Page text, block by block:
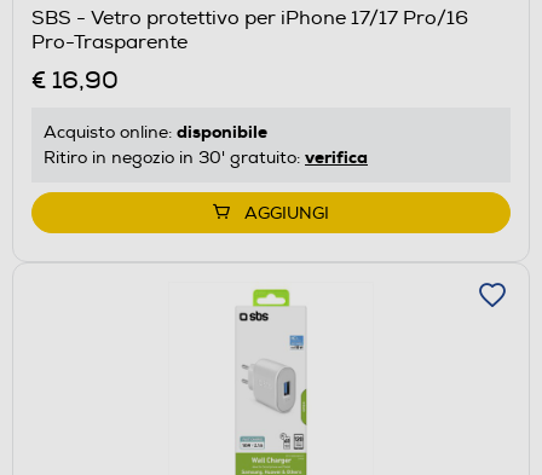
SBS - Vetro protettivo per iPhone 17/17 Pro/16
Pro-Trasparente
€ 16,90
Acquisto online: disponibile
Ritiro in negozio in 30' gratuito: verifica
AGGIUNGI